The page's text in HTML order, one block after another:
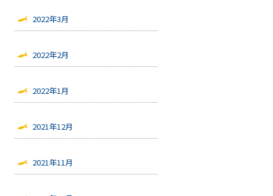
2022年3月
2022年2月
2022年1月
2021年12月
2021年11月